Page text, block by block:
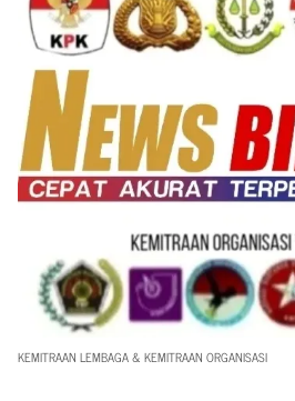
KEMITRAAN LEMBAGA & KEMITRAAN ORGANISASI